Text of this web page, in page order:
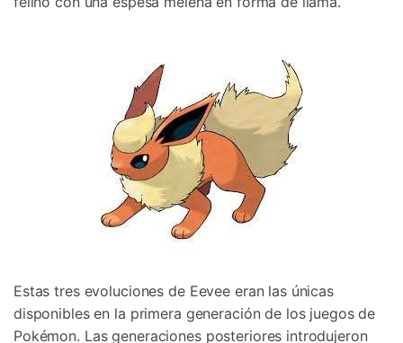
Estas tres evoluciones de Eevee eran las únicas
disponibles en la primera generación de los juegos de
Pokémon.󠀲󠀡󠀨󠀠󠀢󠀣󠀢󠀧󠀠󠀳󠀰 Las generaciones posteriores introdujeron